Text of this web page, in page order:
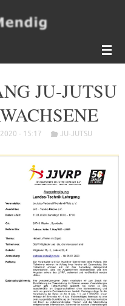
JU-JUTSU
- 15:17 JU-JUTSU